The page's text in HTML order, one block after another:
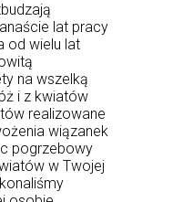
lat pracy
od wielu lat
na wszelką
i z kwiatów
realizowane
wiązanek
pogrzebowy
w Twojej